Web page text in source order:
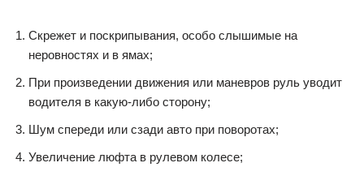
Скрежет и поскрипывания, особо слышимые на
неровностях и в ямах;
При произведении движения или маневров руль уводит
водителя в какую-либо сторону;
Шум спереди или сзади авто при поворотах;
Увеличение люфта в рулевом колесе;